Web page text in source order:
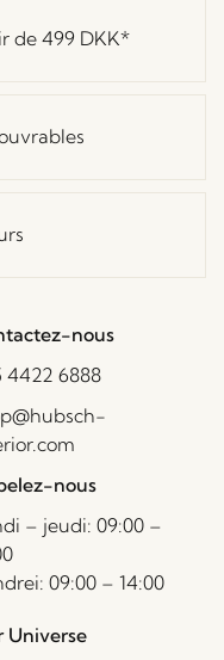
de 499 DKK*
nous
4422 6888
nous
– jeudi: 09:00 –
09:00 – 14:00
Universe